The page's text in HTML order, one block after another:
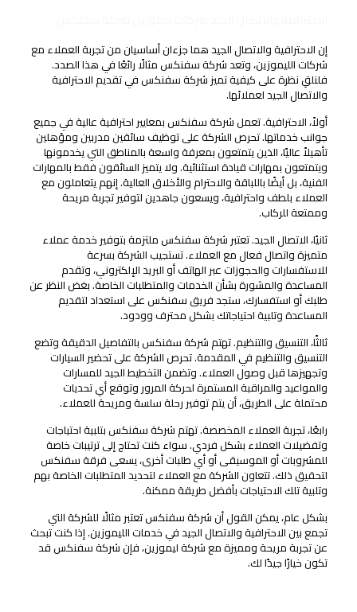
إن الاحترافية والاتصال الجيد هما جزءان أساسيان من تجربة العملاء مع
شركات الليموزين، وتعد شركة سفنكس مثالًا رائعًا في هذا الصدد.
فلنلقِ نظرة على كيفية تميز شركة سفنكس في تقديم الاحترافية
والاتصال الجيد لعملائها.
أولاً، الاحترافية. تعمل شركة سفنكس بمعايير احترافية عالية في جميع
جوانب خدماتها. تحرص الشركة على توظيف سائقين مدربين ومؤهلين
تأهيلاً عاليًا، الذين يتمتعون بمعرفة واسعة بالمناطق التي يخدمونها
ويتمتعون بمهارات قيادة استثنائية. ولا يتميز السائقون فقط بالمهارات
الفنية، بل أيضًا باللباقة والاحترام والأخلاق العالية. إنهم يتعاملون مع
العملاء بلطف واحترافية، ويسعون جاهدين لتوفير تجربة مريحة
وممتعة للركاب.
ثانيًا، الاتصال الجيد. تعتبر شركة سفنكس ملتزمة بتوفير خدمة عملاء
متميزة واتصال فعال مع العملاء. تستجيب الشركة بسرعة
للاستفسارات والحجوزات عبر الهاتف أو البريد الإلكتروني، وتقدم
المساعدة والمشورة بشأن الخدمات والمتطلبات الخاصة. بغض النظر عن
طلبك أو استفسارك، ستجد فريق سفنكس على استعداد لتقديم
المساعدة وتلبية احتياجاتك بشكل محترف وودود.
ثالثًا، التنسيق والتنظيم. تهتم شركة سفنكس بالتفاصيل الدقيقة وتضع
التنسيق والتنظيم في المقدمة. تحرص الشركة على تحضير السيارات
وتجهيزها قبل وصول العملاء. وتضمن التخطيط الجيد للمسارات
والمواعيد والمراقبة المستمرة لحركة المرور وتوقع أي تحديات
محتملة على الطريق، أن يتم توفير رحلة سلسة ومريحة للعملاء.
رابعًا، تجربة العملاء المخصصة. تهتم شركة سفنكس بتلبية احتياجات
وتفضيلات العملاء بشكل فردي. سواء كنت تحتاج إلى ترتيبات خاصة
للمشروبات أو الموسيقى أو أي طلبات أخرى، يسعى فرقة سفنكس
لتحقيق ذلك. تتعاون الشركة مع العملاء لتحديد المتطلبات الخاصة بهم
وتلبية تلك الاحتياجات بأفضل طريقة ممكنة.
بشكل عام، يمكن القول أن شركة سفنكس تعتبر مثالًا للشركة التي
تجمع بين الاحترافية والاتصال الجيد في خدمات الليموزين. إذا كنت تبحث
عن تجربة مريحة ومميزة مع شركة ليموزين، فإن شركة سفنكس قد
تكون خيارًا جيدًا لك.